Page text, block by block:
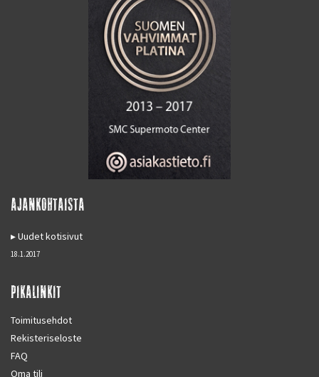
AJANKOHTAISTA
Uudet kotisivut
18.1.2017
PIKALINKIT
Toimitusehdot
Rekisteriseloste
FAQ
Oma tili